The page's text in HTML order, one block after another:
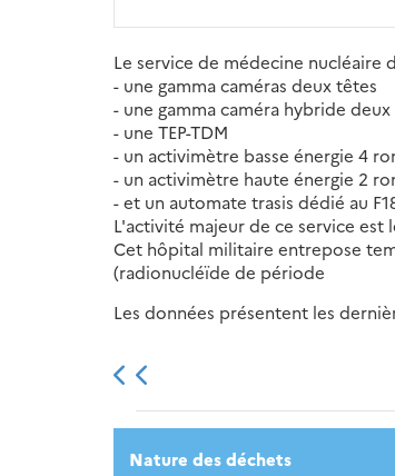
Le service de médecine
- une gamma caméras deux têtes
- une gamma caméra hybride
- une TEP-TDM
- un activimètre basse énergie 4
- un activimètre haute énergie 2
- et un automate trasis dédié au
L'activité majeur de ce service est
Cet hôpital militaire entrepose
(radionucléïde de période
Les données présentent les
2013 2014
Nature des déchets